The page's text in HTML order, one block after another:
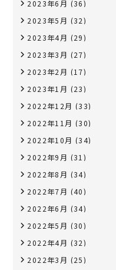
2023年6月 (36)
2023年5月 (32)
2023年4月 (29)
2023年3月 (27)
2023年2月 (17)
2023年1月 (23)
2022年12月 (33)
2022年11月 (30)
2022年10月 (34)
2022年9月 (31)
2022年8月 (34)
2022年7月 (40)
2022年6月 (34)
2022年5月 (30)
2022年4月 (32)
2022年3月 (25)